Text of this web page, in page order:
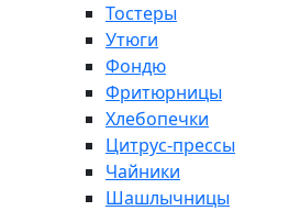
Тостеры
Утюги
Фондю
Фритюрницы
Хлебопечки
Цитрус-прессы
Чайники
Шашлычницы